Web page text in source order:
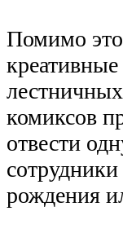
Помимо
комиксов
отвести
рождения